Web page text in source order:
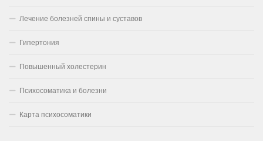
Лечение болезней спины и суставов
Гипертония
Повышенный холестерин
Психосоматика и болезни
Карта психосоматики